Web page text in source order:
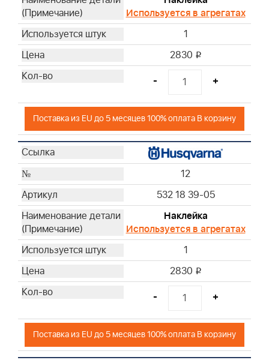
Используется в агрегатах
1
2830 i
- +
Поставка из EU до 5 месяцев 100% оплата В корзину
12
532 18 39-05
Наклейка
Используется в агрегатах
1
2830 i
- +
Поставка из EU до 5 месяцев 100% оплата В корзину